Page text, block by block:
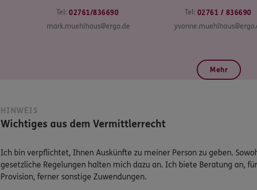
Tel: 02761/836690
mark.muehlhaus@ergo.de
Tel: 02761 / 836690
Mehr
HINWEIS
Wichtiges aus dem Vermittlerrecht
Ich bin verpflichtet, Ihnen Auskünfte zu meiner Person zu geben.
gesetzliche Regelungen halten mich dazu an. Ich biete Beratung an,
Provision, ferner sonstige Zuwendungen.